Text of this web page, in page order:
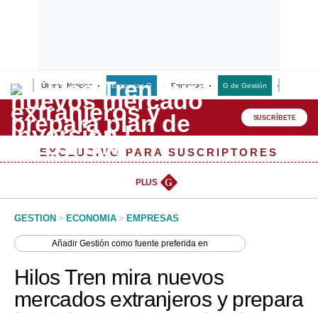
Últimas Noticias Empresas G Empresas G de Gestión
Lo último
Peru Quiosco
Management & Empleo
Perú
SUSCRÍBETE
EXCLUSIVO PARA SUSCRIPTORES
PLUS G
GESTION > ECONOMIA > EMPRESAS
AñadirGestión como fuente preferida en
Hilos Tren mira nuevos
mercados extranjeros y prepara